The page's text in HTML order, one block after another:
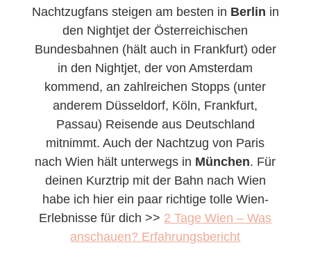
Nachtzugfans steigen am besten in Berlin in
den Nightjet der Österreichischen
Bundesbahnen (hält auch in Frankfurt) oder
in den Nightjet, der von Amsterdam
kommend, an zahlreichen Stopps (unter
anderem Düsseldorf, Köln, Frankfurt,
Passau) Reisende aus Deutschland
mitnimmt. Auch der Nachtzug von Paris
nach Wien hält unterwegs in München. Für
deinen Kurztrip mit der Bahn nach Wien
habe ich hier ein paar richtige tolle Wien-
Erlebnisse für dich >> 2 Tage Wien – Was
anschauen? Erfahrungsbericht